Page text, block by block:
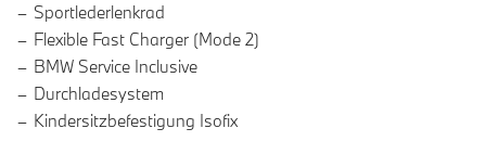
Sportlederlenkrad
Flexible Fast Charger (Mode 2)
BMW Service Inclusive
Durchladesystem
Kindersitzbefestigung Isofix